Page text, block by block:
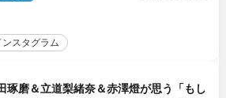
ンスタグラム
琢磨＆立道梨緒奈＆赤澤燈が思う「もし